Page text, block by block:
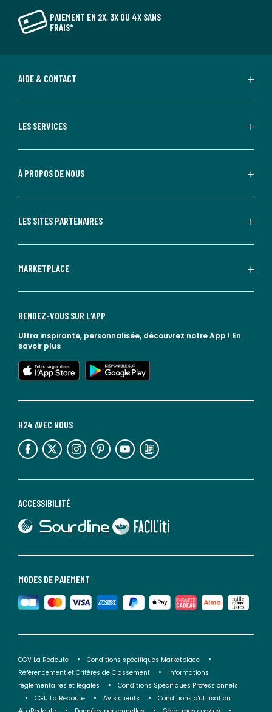
PAIEMENT EN 2X, 3X OU 4X SANS
FRAIS*
AIDE & CONTACT
LES SERVICES
À PROPOS DE NOUS
LES SITES PARTENAIRES
MARKETPLACE
MODES DE PAIEMENT
ACCESSIBILITÉ
lien vers Sourdline
lien vers Faciliti
H24 AVEC NOUS
lien vers l'espace réseaux sociaux lien vers l'espace réseaux sociaux lien vers l'espace réseaux sociaux lien vers l'espace réseaux sociaux lien vers l'espace réseaux sociaux lien vers le blog la redoute
RENDEZ-VOUS SUR L'APP
Ultra inspirante, personnalisée, découvrez notre App ! En
savoir plus
lien vers l'app store
lien vers google play
CGV La Redoute
Conditions spécifiques Marketplace
Référencement et Critères de Classement
Informations
réglementaires et légales
Conditions Spécifiques Professionnels
CGU La Redoute
Avis clients
Conditions d'utilisation